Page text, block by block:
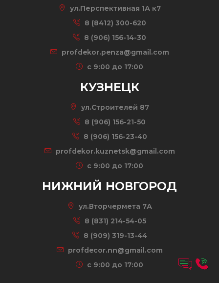
ул.Перспективная 1А к7
8 (8412) 300-620
8 (906) 156-14-30
profdekor.penza@gmail.com
c 9:00 до 17:00
КУЗНЕЦК
ул.Строителей 87
8 (906) 156-21-50
8 (906) 156-23-40
profdekor.kuznetsk@gmail.com
c 9:00 до 17:00
НИЖНИЙ НОВГОРОД
ул.Вторчермета 7А
8 (831) 214-54-05
8 (909) 319-13-44
profdecor.nn@gmail.com
c 9:00 до 17:00